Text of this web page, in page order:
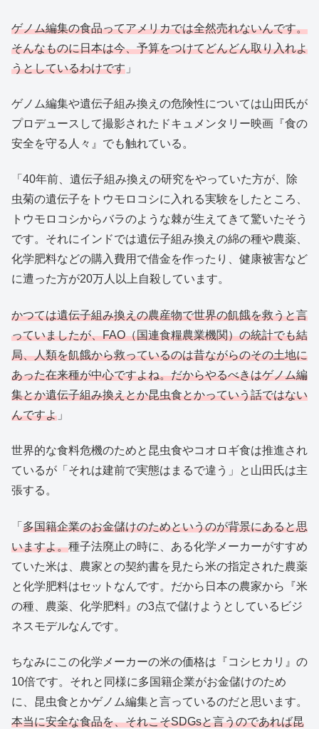
ゲノム編集の食品ってアメリカでは全然売れないんです。
そんなものに日本は今、予算をつけてどんどん取り入れよ
うとしているわけです 」
ゲノム編集や遺伝子組み換えの危険性については山田氏が
プロデュースして撮影されたドキュメンタリー映画『食の
安全を守る人々』でも触れている。
「40年前、遺伝子組み換えの研究をやっていた方が、除
虫菊の遺伝子をトウモロコシに入れる実験をしたところ、
トウモロコシからバラのような棘が生えてきて驚いたそう
です。それにインドでは遺伝子組み換えの綿の種や農薬、
化学肥料などの購入費用で借金を作ったり、健康被害など
に遭った方が20万人以上自殺しています。
かつては遺伝子組み換えの農産物で世界の飢餓を救うと言
っていましたが、FAO（国連食糧農業機関）の統計でも結
局、人類を飢餓から救っているのは昔ながらのその土地に
あった在来種が中心ですよね。だからやるべきはゲノム編
集とか遺伝子組み換えとか昆虫食とかっていう話ではない
んですよ 」
世界的な食料危機のためと昆虫食やコオロギ食は推進され
ているが「それは建前で実態はまるで違う」と山田氏は主
張する。
「 多国籍企業のお金儲けのためというのが背景にあると思
いますよ。種子法廃止の時に、ある化学メーカーがすすめ
ていた米は、農家との契約書を見たら米の指定された農薬
と化学肥料はセットなんです。だから日本の農家から『米
の種、農薬、化学肥料』の3点で儲けようとしているビジ
ネスモデルなんです。
ちなみにこの化学メーカーの米の価格は『コシヒカリ』の
10倍です。それと同様に多国籍企業がお金儲けのため
に、昆虫食とかゲノム編集と言っているのだと思います。
本当に安全な食品を、それこそSDGsと言うのであれば昆